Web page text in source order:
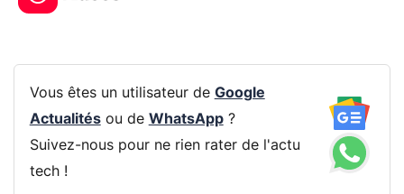
Vous êtes un utilisateur de Google
Actualitésou de WhatsApp?
Suivez-nous pour ne rien rater de l'actu
tech !